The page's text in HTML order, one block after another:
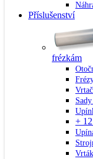
Příslušenství
frézkám
+